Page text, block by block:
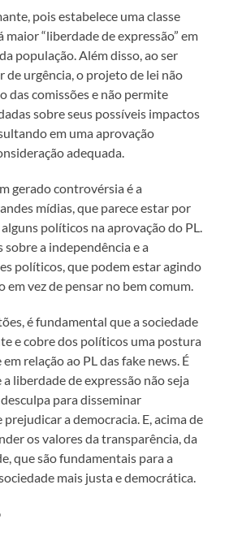
pois estabelece uma classe
“liberdade de expressão” em
população. Além disso, ao ser
de urgência, o projeto de lei não
das comissões e não permite
sobre seus possíveis impactos
em uma aprovação
adequada.
gerado controvérsia é a
mídias, que parece estar por
políticos na aprovação do PL.
a independência e a
políticos, que podem estar agindo
vez de pensar no bem comum.
é fundamental que a sociedade
e cobre dos políticos uma postura
relação ao PL das fake news. É
liberdade de expressão não seja
para disseminar
a democracia. E, acima de
os valores da transparência, da
que são fundamentais para a
mais justa e democrática.